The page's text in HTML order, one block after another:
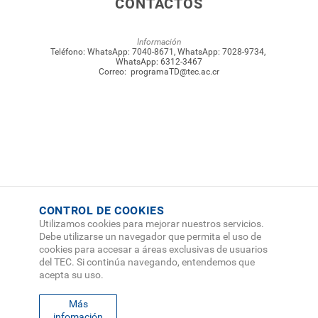
CONTACTOS
Información
Teléfono: WhatsApp: 7040-8671 , WhatsApp: 7028-9734,
WhatsApp: 6312-3467
Correo: programaTD@tec.ac.cr
CONTROL DE COOKIES
Utilizamos cookies para mejorar nuestros servicios.
Debe utilizarse un navegador que permita el uso de
cookies para accesar a áreas exclusivas de usuarios
del TEC. Si continúa navegando, entendemos que
acepta su uso.
Más